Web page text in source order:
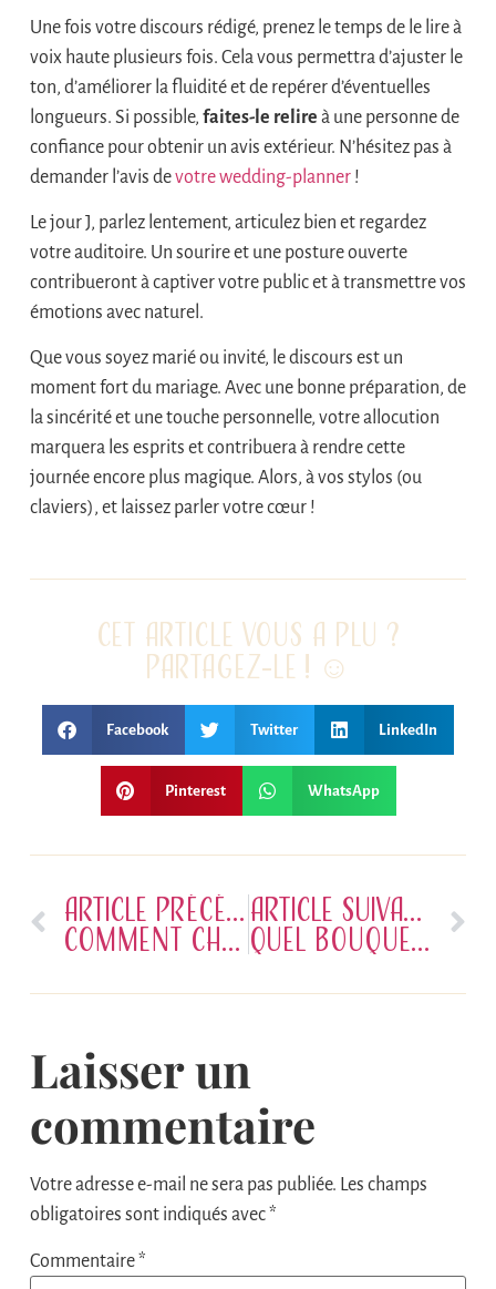
Une fois votre discours rédigé, prenez le temps de le lire à
voix haute plusieurs fois. Cela vous permettra d’ajuster le
ton, d’améliorer la fluidité et de repérer d’éventuelles
longueurs. Si possible, faites-le relire à une personne de
confiance pour obtenir un avis extérieur. N’hésitez pas à
demander l’avis devotre wedding-planner !
Le jour J, parlez lentement, articulez bien et regardez
votre auditoire. Un sourire et une posture ouverte
contribueront à captiver votre public et à transmettre vos
émotions avec naturel.
Que vous soyez marié ou invité, le discours est un
moment fort du mariage. Avec une bonne préparation, de
la sincérité et une touche personnelle, votre allocution
marquera les esprits et contribuera à rendre cette
journée encore plus magique. Alors, à vos stylos (ou
claviers), et laissez parler votre cœur !
Cet article vous a plu ?
Partagez-le ! ☺
Facebook Twitter LinkedIn
Pinterest WhatsApp
ARTICLE PRÉCÉDENT
Comment choisir son centre de table de mariage ?
ARTICLE SUIVANT
Quel bouquet choisir en fonction de son style de robe de mariée ?
Laisser un
commentaire
Votre adresse e-mail ne sera pas publiée. Les champs
obligatoires sont indiqués avec*
Commentaire*